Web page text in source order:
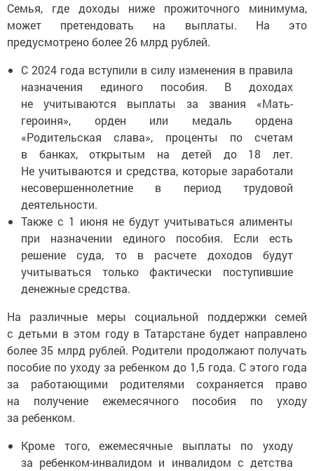
Семья, где доходы ниже прожиточного минимума,
может претендовать на выплаты. На это
предусмотрено более 26 млрд рублей.
С 2024 года вступили в силу изменения в правила
назначения единого пособия. В доходах
не учитываются выплаты за звания «Мать-
героиня», орден или медаль ордена
«Родительская слава», проценты по счетам
в банках, открытым на детей до 18 лет.
Не учитываются и средства, которые заработали
несовершеннолетние в период трудовой
деятельности.
Также с 1 июня не будут учитываться алименты
при назначении единого пособия. Если есть
решение суда, то в расчете доходов будут
учитываться только фактически поступившие
денежные средства.
На различные меры социальной поддержки семей
с детьми в этом году в Татарстане будет направлено
более 35 млрд рублей. Родители продолжают получать
пособие по уходу за ребенком до 1,5 года. С этого года
за работающими родителями сохраняется право
на получение ежемесячного пособия по уходу
за ребенком.
Кроме того, ежемесячные выплаты по уходу
за ребенком-инвалидом и инвалидом с детства